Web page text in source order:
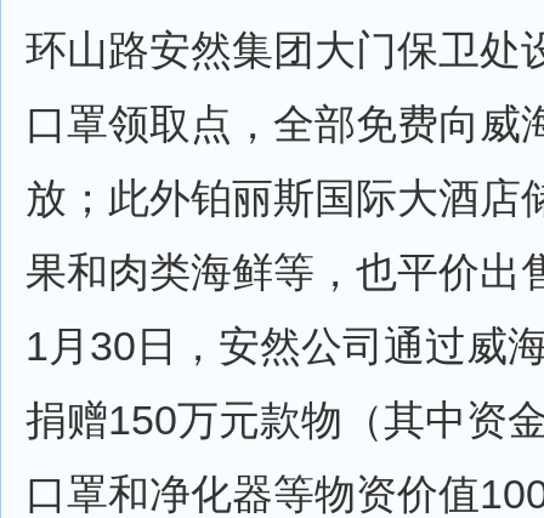
环山路安然集团大门保卫处
口罩领取点，全部免费向威
放；此外铂丽斯国际大酒店
果和肉类海鲜等，也平价出
1月30日，安然公司通过威
捐赠150万元款物（其中资
口罩和净化器等物资价值